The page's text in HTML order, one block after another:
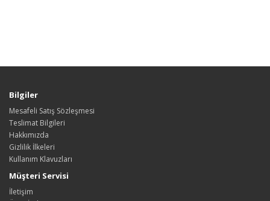
Bilgiler
Mesafeli Satış Sözleşmesi
Teslimat Bilgileri
Hakkımızda
Gizlilik İlkeleri
Kullanım Klavuzları
Müşteri Servisi
İletişim